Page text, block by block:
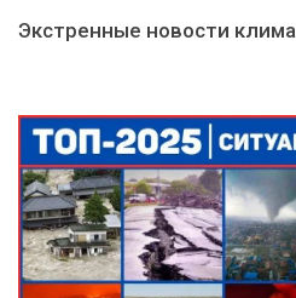
Экстренные новости